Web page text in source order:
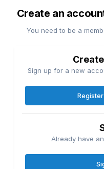
Create an
You need to be a
Sign up for a new
Already have